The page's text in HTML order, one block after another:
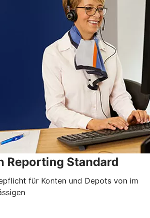
Reporting Standard
für Konten und Depots von im